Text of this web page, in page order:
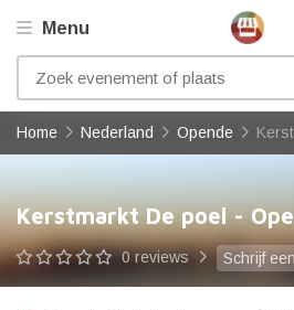
Menu
Home Nederland Opende
Kerstmarkt De poel -
0 reviews Schrijf